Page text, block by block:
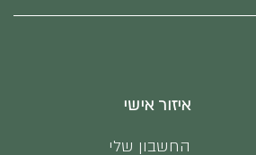
איזור אישי
החשבון שלי